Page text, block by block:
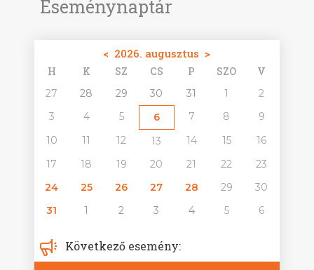
Eseménynaptár
< 2026. augusztus >
H K SZ CS P SZO V
27 28 29 30 31 1
2
3
4 5 6 7 8
9
10
11 12 13 14 15
16
17
18 19 20 21 22
23
24
25 26 27 28 29
30
31
1 2 3 4 5 6
Következő esemény: